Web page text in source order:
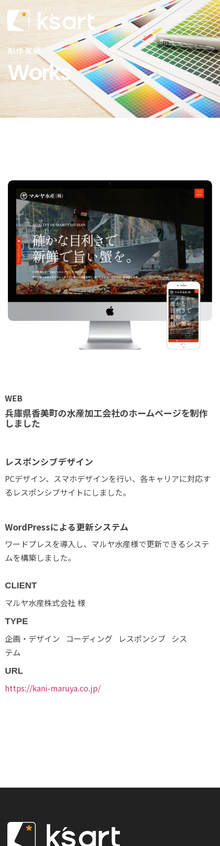
制作実績
Works
WEB
兵庫県香美町の水産加工会社のホームページを制作
しました
レスポンシブデザイン
PCデザイン、スマホデザインを行い、各キャリアに対応す
るレスポンシブサイトにしました。
WordPressによる更新システム
ワードプレスを導入し、マルヤ水産様で更新できるシステ
ムを構築しました。
CLIENT
マルヤ水産株式会社 様
TYPE
企画・デザイン コーディング レスポンシブ シス
テム
URL
https://kani-maruya.co.jp/